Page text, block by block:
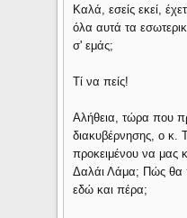
Καλά, εσείς εκεί,
όλα αυτά τα
σ' εμάς;
Τί να πείς!
Αλήθεια, τώρα που
διακυβέρνησης, ο κ.
προκειμένου να μας
Δαλάι Λάμα; Πώς θα
εδώ και πέρα;